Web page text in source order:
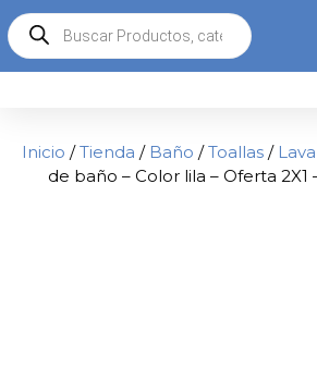
Inicio /Tienda / Baño /Toallas /
de baño – Color lila – Oferta 2X1